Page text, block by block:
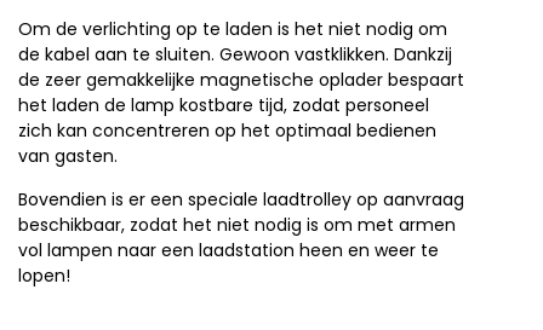
Om de verlichting op te laden is het niet nodig om
de kabel aan te sluiten. Gewoon vastklikken. Dankzij
de zeer gemakkelijke magnetische oplader bespaart
het laden de lamp kostbare tijd, zodat personeel
zich kan concentreren op het optimaal bedienen
van gasten.
Bovendien is er een speciale laadtrolley op aanvraag
beschikbaar, zodat het niet nodig is om met armen
vol lampen naar een laadstation heen en weer te
lopen!